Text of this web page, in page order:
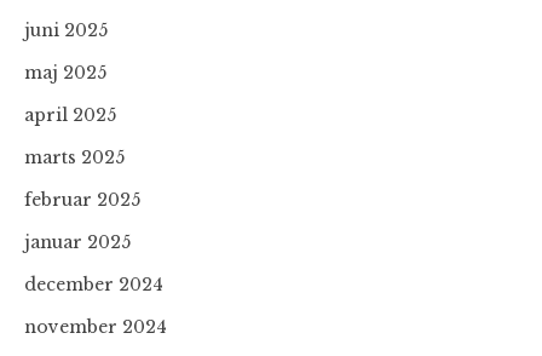
juni 2025
maj 2025
april 2025
marts 2025
februar 2025
januar 2025
december 2024
november 2024